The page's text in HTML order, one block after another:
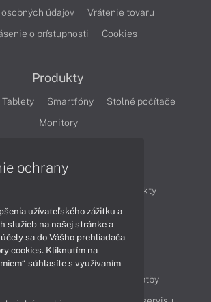
údajov
Vrátenie tovaru
o prístupnosti
Cookies
Produkty
Tablety Smartfóny
Stolné počítače
Monitory
Články
informácie
Produkty
Technológie
Videá
Obsah
Možnosti doručenia a platby
ochrany
užívateľského zážitku a
služieb na našej stránke a
sa do Vášho prehliadača
cookies. Kliknutím na
súhlasíte s využívaním